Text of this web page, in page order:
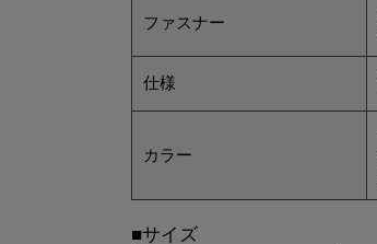
ファスナー
仕様
カラー
■サイズ